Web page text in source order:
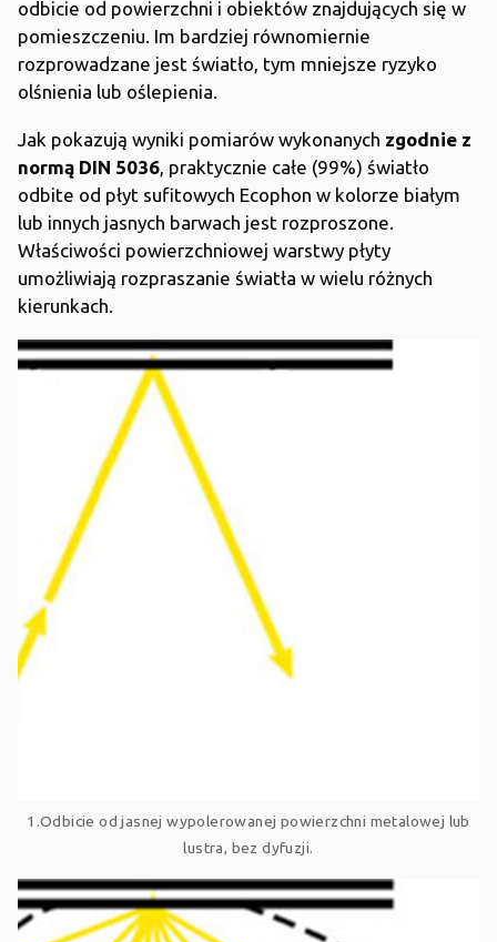
odbicie od powierzchni i obiektów znajdujących się w
pomieszczeniu. Im bardziej równomiernie
rozprowadzane jest światło, tym mniejsze ryzyko
olśnienia lub oślepienia.
Jak pokazują wyniki pomiarów wykonanych zgodnie z
normą DIN 5036, praktycznie całe (99%) światło
odbite od płyt sufitowych Ecophon w kolorze białym
lub innych jasnych barwach jest rozproszone.
Właściwości powierzchniowej warstwy płyty
umożliwiają rozpraszanie światła w wielu różnych
kierunkach.
1.Odbicie od jasnej wypolerowanej powierzchni metalowej lub
lustra, bez dyfuzji.